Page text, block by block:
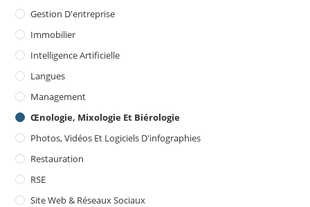
Gestion D'entreprise
Immobilier
Intelligence Artificielle
Langues
Management
Œnologie, Mixologie Et Biérologie
Photos, Vidéos Et Logiciels D'infographies
Restauration
RSE
Site Web & Réseaux Sociaux